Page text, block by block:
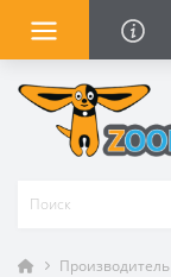
Производитель